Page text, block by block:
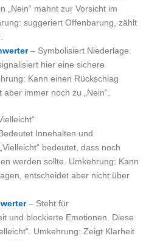
„Nein“ mahnt zur Vorsicht im
suggeriert Offenbarung, zählt
– Symbolisiert Niederlage.
hier eine sichere
Kann einen Rückschlag
immer noch zu „Nein“.
Innehalten und
bedeutet, dass noch
werden sollte. Umkehrung: Kann
entscheidet aber nicht über
– Steht für
und blockierte Emotionen. Diese
Umkehrung: Zeigt Klarheit